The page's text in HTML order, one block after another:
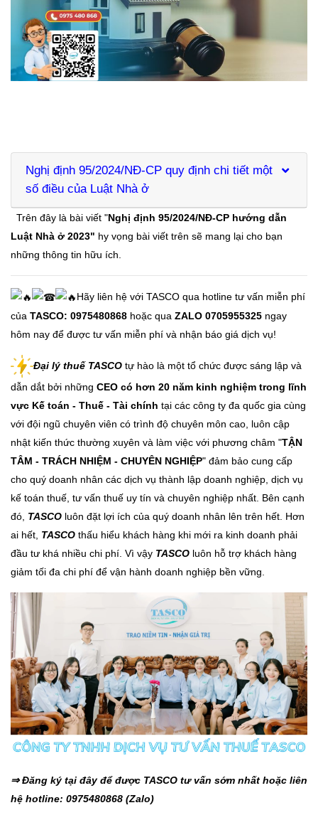
Nghị định 95/2024/NĐ-CP quy định chi tiết một
số điều của Luật Nhà ở
Trên đây là bài viết "Nghị định 95/2024/NĐ-CP hướng dẫn
Luật Nhà ở 2023" hy vọng bài viết trên sẽ mang lại cho bạn
những thông tin hữu ích.
Hãy liên hệ với TASCO qua hotline tư vấn miễn phí
của TASCO: 0975480868 hoặc qua ZALO 0705955325 ngay
hôm nay để được tư vấn miễn phí và nhận báo giá dịch vụ!
Đại lý thuế TASCO tự hào là một tổ chức được sáng lập và
dẫn dắt bởi những CEO có hơn 20 năm kinh nghiệm trong lĩnh
vực Kế toán - Thuế - Tài chính tại các công ty đa quốc gia cùng
với đội ngũ chuyên viên có trình độ chuyên môn cao, luôn cập
nhật kiến thức thường xuyên và làm việc với phương châm "TẬN
TÂM - TRÁCH NHIỆM - CHUYÊN NGHIỆP" đảm bảo cung cấp
cho quý doanh nhân các dịch vụ thành lập doanh nghiệp, dịch vụ
kế toán thuế, tư vấn thuế uy tín và chuyên nghiệp nhất. Bên cạnh
đó, TASCO luôn đặt lợi ích của quý doanh nhân lên trên hết. Hơn
ai hết, TASCO thấu hiểu khách hàng khi mới ra kinh doanh phải
đầu tư khá nhiều chi phí. Vì vậy TASCO luôn hỗ trợ khách hàng
giảm tối đa chi phí để vận hành doanh nghiệp bền vững.
⇒ Đăng ký tại đây để được TASCO tư vấn sớm nhất hoặc liên
hệ hotline: 0975480868 (Zalo)